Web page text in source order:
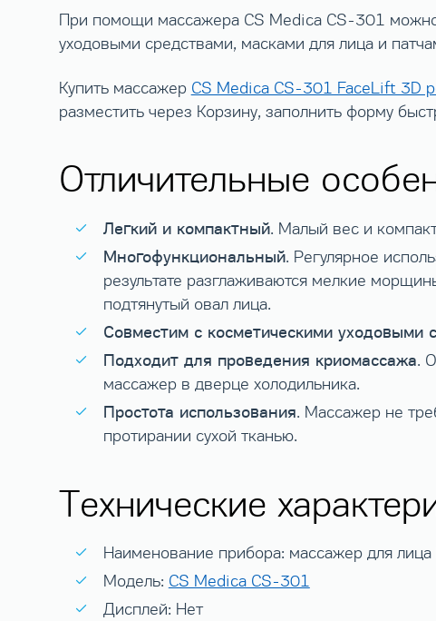
При помощи массажера CS Medica CS-301
уходовыми средствами, масками для лица и
Купить массажер CS Medica CS-301 FaceLift 3D
разместить через Корзину, заполнить форму
Отличительные
Легкий и компактный. Малый вес и
Многофункциональный. Регулярное
результате разглаживаются мелкие
подтянутый овал лица.
Совместим с косметическими уходовыми
Подходит для проведения криомассажа.
массажер в дверце холодильника.
Простота использования. Массажер не
протирании сухой тканью.
Технические
Наименование прибора: массажер для
Модель: CS Medica CS-301
Дисплей: Нет